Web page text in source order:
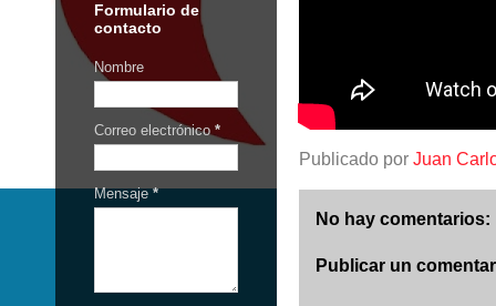
Publicado por Juan
No hay comentarios:
Publicar un
Formulario de
contacto
Nombre
Correo electrónico*
Mensaje*